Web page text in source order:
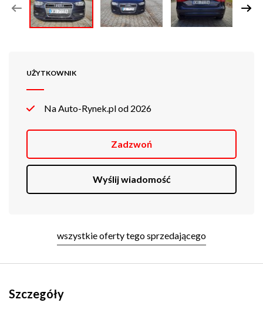
UŻYTKOWNIK
Na Auto-Rynek.pl od 2026
Zadzwoń
Wyślij wiadomość
wszystkie oferty tego sprzedającego
Szczegóły